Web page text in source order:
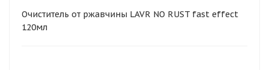
Очиститель от ржавчины LAVR NO RUST fast effect
120мл